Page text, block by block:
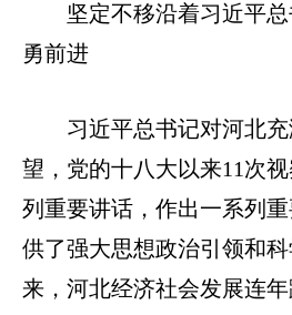
坚定不移沿着习近平
勇前进
习近平总书记对河北
望，党的十八大以来11次
列重要讲话，作出一系列
供了强大思想政治引领和
来，河北经济社会发展连